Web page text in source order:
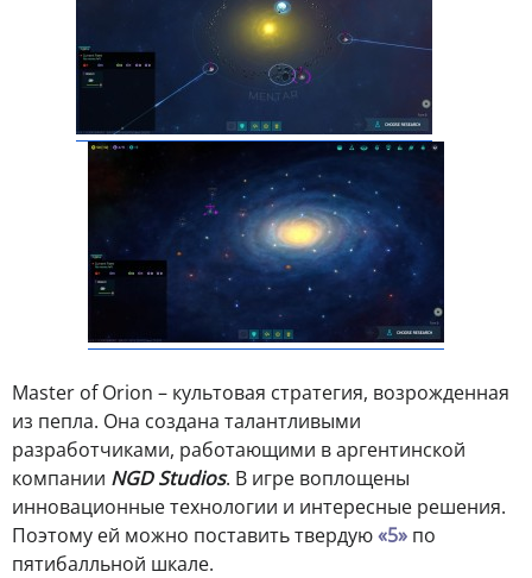
Master of Orion – культовая стратегия, возрожденная
из пепла. Она создана талантливыми
разработчиками, работающими в аргентинской
компании NGD Studios. В игре воплощены
инновационные технологии и интересные решения.
Поэтому ей можно поставить твердую«5» по
пятибалльной шкале.